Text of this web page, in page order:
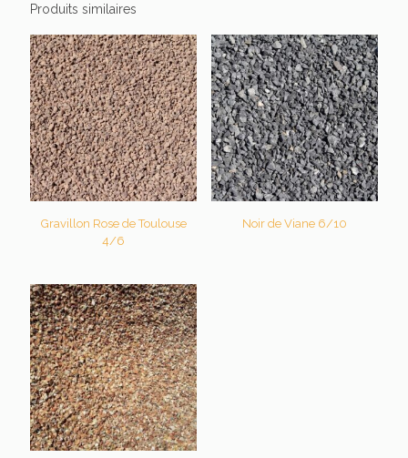
Produits similaires
Gravillon Rose de Toulouse
4/6
Noir de Viane 6/10